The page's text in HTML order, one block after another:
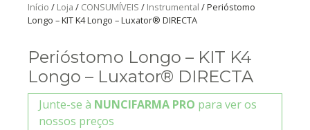
Início / Loja / CONSUMÍVEIS / Instrumental / Perióstomo
Longo – KIT K4 Longo – Luxator® DIRECTA
Perióstomo Longo – KIT K4
Longo – Luxator® DIRECTA
Junte-se à NUNCIFARMA PRO para ver os
nossos preços